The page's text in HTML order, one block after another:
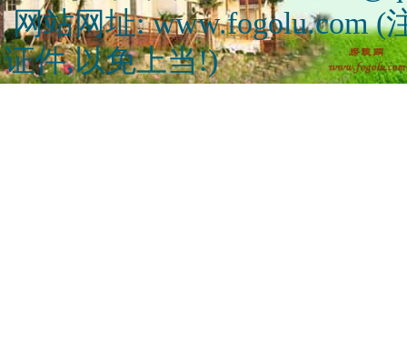
网站网址: www.fogolu.com (
证件,以免上当!)